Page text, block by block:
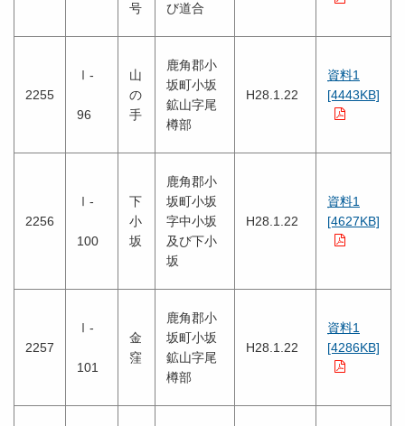
号
び道合
2255
Ⅰ-
96
山
の
手
鹿角郡小
坂町小坂
鉱山字尾
樽部
H28.1.22
資料1
[4443KB]
2256
Ⅰ-
100
下
小
坂
鹿角郡小
坂町小坂
字中小坂
及び下小
坂
H28.1.22
資料1
[4627KB]
2257
Ⅰ-
101
金
窪
鹿角郡小
坂町小坂
鉱山字尾
樽部
H28.1.22
資料1
[4286KB]